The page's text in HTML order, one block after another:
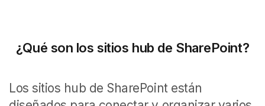
¿Qué son los sitios hub de SharePoint?
Los sitios hub de SharePoint están